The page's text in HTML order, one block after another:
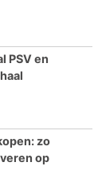
PSV en
zo
op